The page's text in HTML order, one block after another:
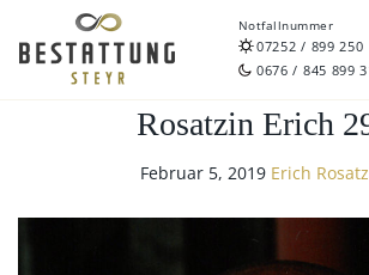
Notfallnummer
07252 / 899 250
0676 / 845 899
Rosatzin Erich
Februar 5, 2019 Erich